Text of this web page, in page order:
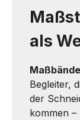
als
Begleiter,
der
kommen –